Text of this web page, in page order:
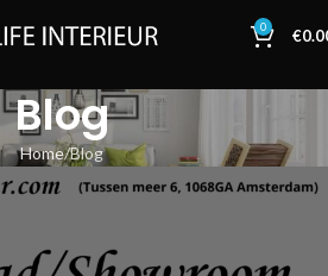
0 €
Blog
Home Blog